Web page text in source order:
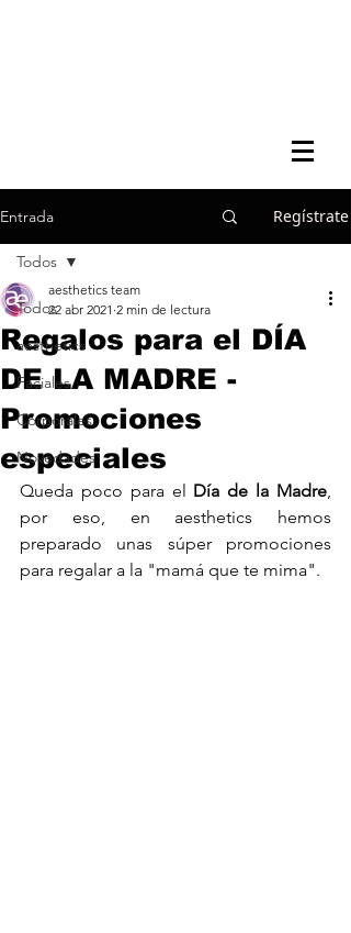
Entrada Regístrate
Todos
aesthetics
Faciales
Corporales
Novedades
Todos
Regalos para el DÍA
DE LA MADRE -
Promociones
especiales
aesthetics team
22 abr 2021 2 min de lectura
Queda poco para el Día de la Madre,
por eso, en aesthetics hemos
preparado unas súper promociones
para regalar a la "mamá que te mima".